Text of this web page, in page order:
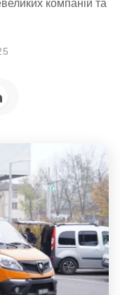
компаній та